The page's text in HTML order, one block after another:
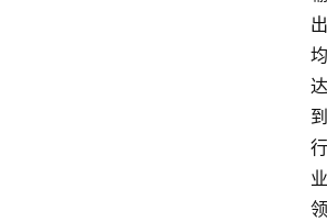
出
均
达
到
行
业
领